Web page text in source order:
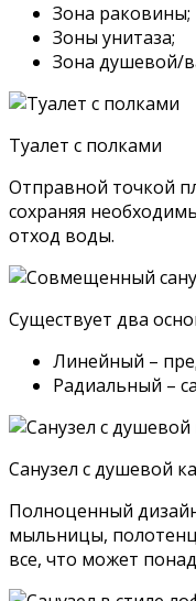
Зона раковины;
Зоны унитаза;
Зона душевой/
Туалет с полками
Отправной точкой
сохраняя
отход воды.
Существует два
Линейный –
Радиальный –
Санузел с душевой
Полноценный
мыльницы,
все, что может